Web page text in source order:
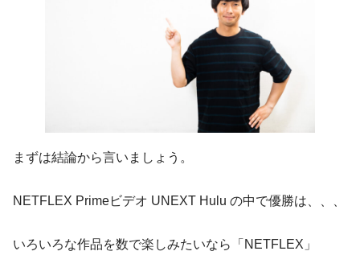
まずは結論から言いましょう。
NETFLEX Primeビデオ UNEXT Hulu の中で優勝は、、、
いろいろな作品を数で楽しみたいなら「NETFLEX」